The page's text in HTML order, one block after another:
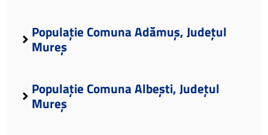
Populație Comuna Adămuș, Județul
Mureș
Populație Comuna Albești, Județul
Mureș